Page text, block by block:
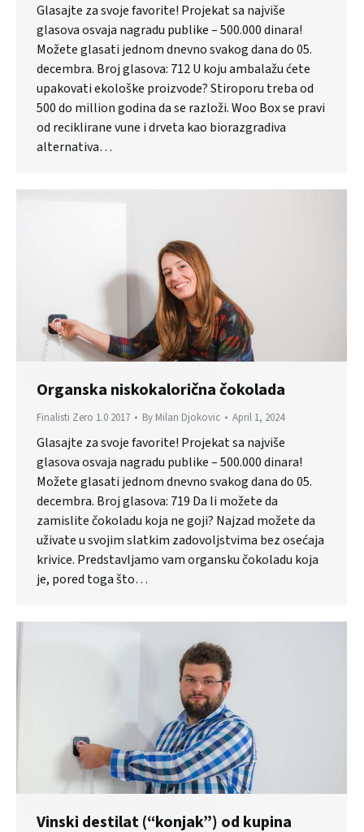
Glasajte za svoje favorite! Projekat sa najviše
glasova osvaja nagradu publike – 500.000 dinara!
Možete glasati jednom dnevno svakog dana do 05.
decembra. Broj glasova: 712 U koju ambalažu ćete
upakovati ekološke proizvode? Stiroporu treba od
500 do million godina da se razloži. Woo Box se pravi
od reciklirane vune i drveta kao biorazgradiva
alternativa…
Organska niskokalorična čokolada
Finalisti Zero 1.0 2017 By Milan Djokovic April 1, 2024
Glasajte za svoje favorite! Projekat sa najviše
glasova osvaja nagradu publike – 500.000 dinara!
Možete glasati jednom dnevno svakog dana do 05.
decembra. Broj glasova: 719 Da li možete da
zamislite čokoladu koja ne goji? Najzad možete da
uživate u svojim slatkim zadovoljstvima bez osećaja
krivice. Predstavljamo vam organsku čokoladu koja
je, pored toga što…
Vinski destilat (“konjak”) od kupina